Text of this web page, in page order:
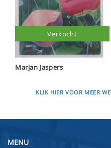
Marjan Jaspers
Verkocht
KLIK HIER VOOR MEER
MENU